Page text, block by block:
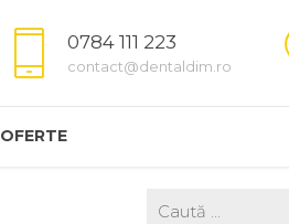
0784 111 223
contact@dentaldim.ro
OFERTE